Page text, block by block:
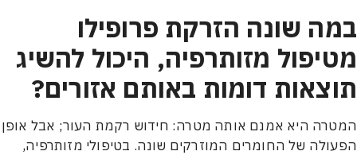
שונה הזרקת פרופילו
מזותרפיה, היכול להשיג
דומות באותם אזורים?
היא אמנם אותה מטרה: חידוש רקמת העור; אבל אופן
של החומרים המוזרקים שונה. בטיפולי מזותרפיה,